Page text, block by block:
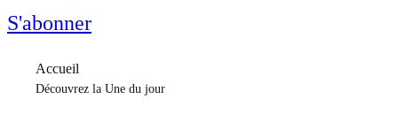
S'abonner
Accueil
Découvrez la Une du jour